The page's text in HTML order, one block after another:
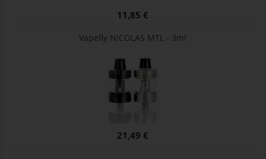
11,85 €
Vapefly NICOLAS MTL - 3ml
21,49 €